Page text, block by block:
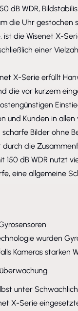
dB WDR,
die Uhr gestochen
ist die Wisenet X-
einer
X-Serie erfüllt
die vor kurzem
und Kunden in
scharfe Bilder ohne
durch die
150 dB WDR nutzt
eine allgemeine
wurden
Kameras starken
unter
X-Serie